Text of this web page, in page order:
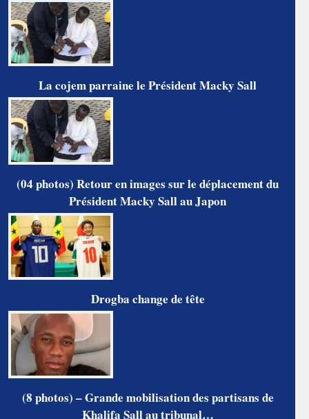
La cojem parraine le Président Macky Sall
(04 photos) Retour en images sur le déplacement du
Président Macky Sall au Japon
Drogba change de tête
(8 photos) – Grande mobilisation des partisans de
Khalifa Sall au tribunal…